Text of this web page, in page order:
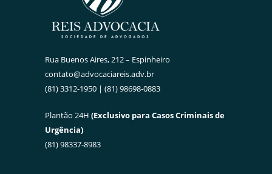
Rua Buenos Aires, 212 – Espinheiro
contato@advocaciareis.adv.br
(81) 3312-1950 | (81) 98698-0883
Plantão 24H (Exclusivo para Casos Criminais de
Urgência)
(81) 98337-8983